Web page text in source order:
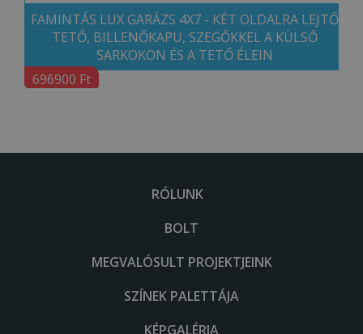
FAMINTÁS LUX GARÁZS 4X7 - KÉT OLDALRA LEJTŐ
TETŐ, BILLENŐKAPU, SZEGŐKKEL A KÜLSŐ
SARKOKON ÉS A TETŐ ÉLEIN
696900 Ft
RÓLUNK
BOLT
MEGVALÓSULT PROJEKTJEINK
SZÍNEK PALETTÁJA
KÉPGALÉRIA